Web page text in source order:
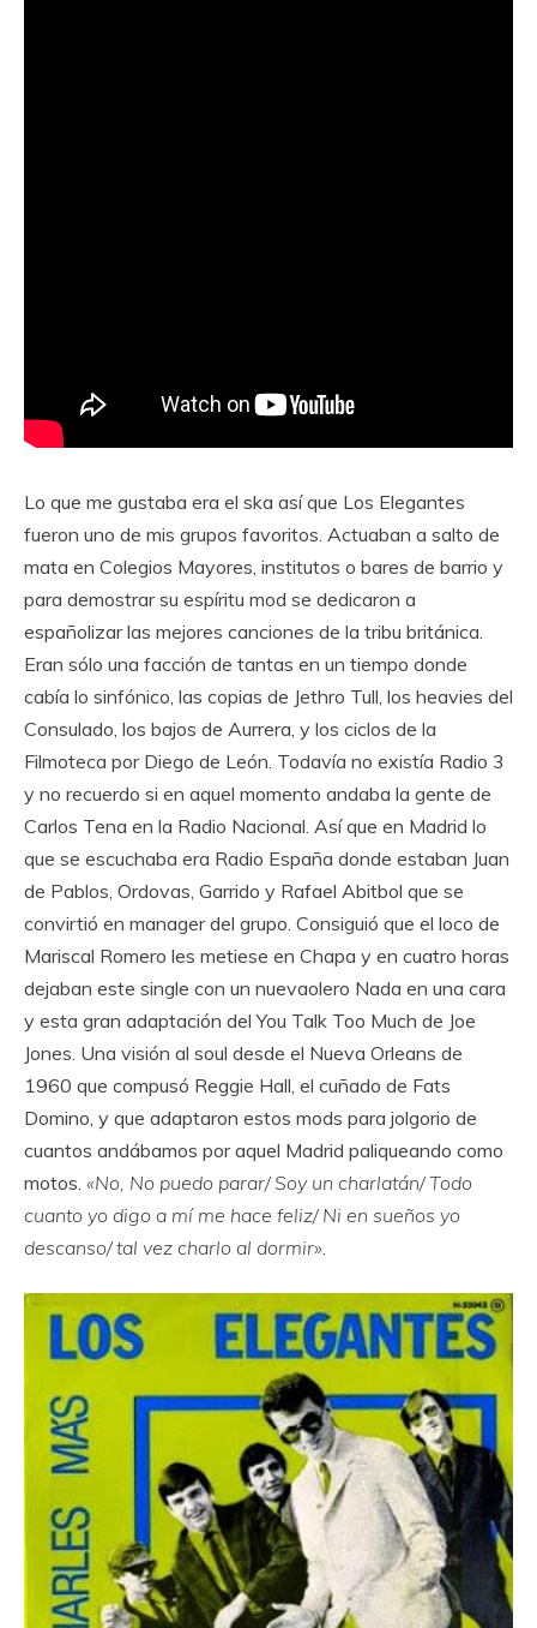
Lo que me gustaba era el ska así que Los Elegantes
fueron uno de mis grupos favoritos. Actuaban a salto de
mata en Colegios Mayores, institutos o bares de barrio y
para demostrar su espíritu mod se dedicaron a
españolizar las mejores canciones de la tribu británica.
Eran sólo una facción de tantas en un tiempo donde
cabía lo sinfónico, las copias de Jethro Tull, los heavies del
Consulado, los bajos de Aurrera, y los ciclos de la
Filmoteca por Diego de León. Todavía no existía Radio 3
y no recuerdo si en aquel momento andaba la gente de
Carlos Tena en la Radio Nacional. Así que en Madrid lo
que se escuchaba era Radio España donde estaban Juan
de Pablos, Ordovas, Garrido y Rafael Abitbol que se
convirtió en manager del grupo. Consiguió que el loco de
Mariscal Romero les metiese en Chapa y en cuatro horas
dejaban este single con un nuevaolero Nada en una cara
y esta gran adaptación del You Talk Too Much de Joe
Jones. Una visión al soul desde el Nueva Orleans de
1960 que compusó Reggie Hall, el cuñado de Fats
Domino, y que adaptaron estos mods para jolgorio de
cuantos andábamos por aquel Madrid paliqueando como
motos. «No, No puedo parar/ Soy un charlatán/ Todo
cuanto yo digo a mí me hace feliz/ Ni en sueños yo
descanso/ tal vez charlo al dormir».